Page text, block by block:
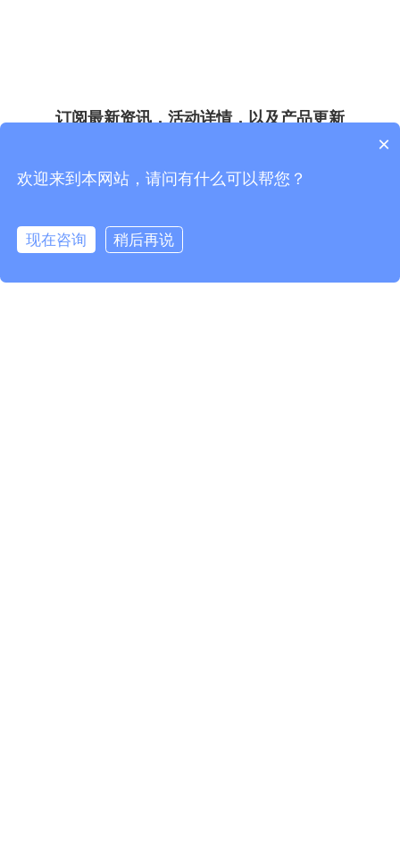
订阅最新资讯，活动详情，以及产品更新
* *
×
欢迎来到本网站，请问有什么可以帮您？
现在咨询 稍后再说